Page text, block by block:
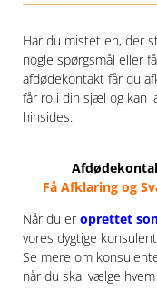
Har du mistet en, der
nogle spørgsmål eller
afdødekontakt får du
får ro i din sjæl og kan
hinsides.
Få Afklaring og
Når du eroprettet
vores dygtige
Se mere om
når du skal vælge